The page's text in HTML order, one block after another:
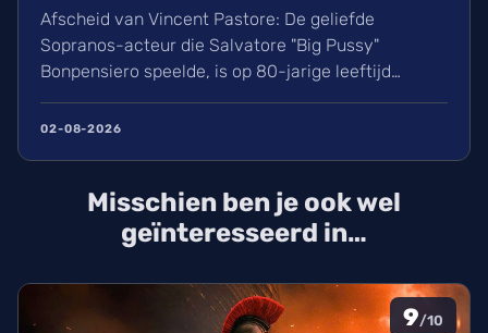
Afscheid van Vincent Pastore: De geliefde
Sopranos-acteur die Salvatore "Big Pussy"
Bonpensiero speelde, is op 80-jarige leeftijd
overleden. Ontdek meer over zijn indrukwekkende
carrière van nachtclubeigenaar tot maffia-icoon en
in New York.
02-08-2026
Misschien ben je ook wel
geïnteresseerd in…
9/10